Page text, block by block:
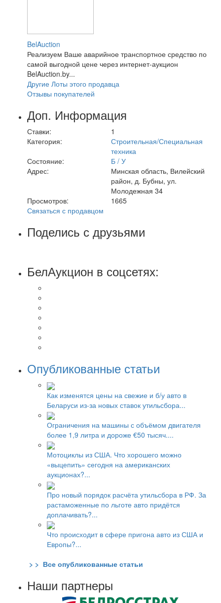
BelAuction
Реализуем Ваше аварийное транспортное средство по
самой выгодной цене через интернет-аукцион
BelAuction.by...
Другие Лоты этого продавца
Отзывы покупателей
Доп. Информация
Ставки:
1
Категория:
Строительная/Специальная
техника
Состояние:
Б / У
Адрес:
Минская область, Вилейский
район, д. Бубны, ул.
Молодежная 34
Просмотров:
1665
Связаться с продавцом
Поделись с друзьями
БелАукцион в соцсетях:
Опубликованные статьи
Как изменятся цены на свежие и б/у авто в
Беларуси из-за новых ставок утильсбора...
Ограничения на машины с объёмом двигателя
более 1,9 литра и дороже €50 тысяч....
Мотоциклы из США. Что хорошего можно
«выцепить» сегодня на американских
аукционах?...
Про новый порядок расчёта утильсбора в РФ. За
растаможенные по льготе авто придётся
доплачивать?...
Что происходит в сфере пригона авто из США и
Европы?...
> > Все опубликованные статьи
Наши партнеры